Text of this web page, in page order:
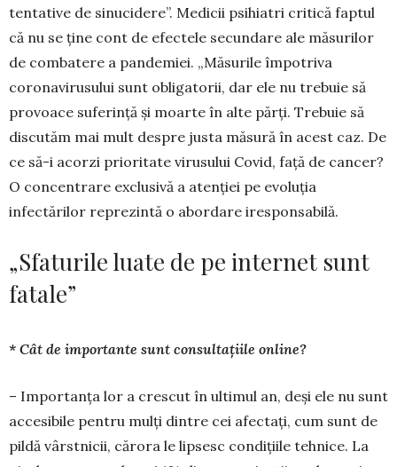
tentative de sinucidere”. Me­dicii psihiatri critică faptul
că nu se ține cont de efectele secundare ale măsurilor
de combatere a pandemiei. „Măsurile împotriva
coronavirusului sunt obligatorii, dar ele nu trebuie să
provoace suferință și moarte în alte părți. Trebuie să
discu­tăm mai mult despre justa măsură în acest caz. De
ce să-i acorzi prioritate virusului Covid, față de cancer?
O concentrare exclusivă a atenției pe evoluția
infectărilor reprezintă o abordare iresponsabilă.
„Sfaturile luate de pe internet sunt
fatale”
* Cât de importante sunt consultațiile online?
– Importanța lor a crescut în ultimul an, deși ele nu sunt
accesibile pentru mulți dintre cei afectați, cum sunt de
pildă vârstnicii, că­rora le lipsesc condițiile tehnice. La